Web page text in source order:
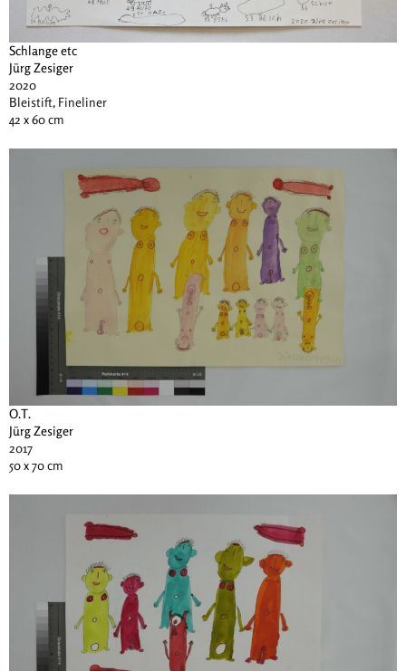
Schlange etc
Jürg Zesiger
2020
Bleistift, Fineliner
42 x 60 cm
O.T.
Jürg Zesiger
2017
50 x 70 cm